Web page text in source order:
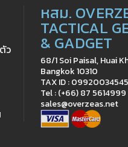
ว
หสม.
TACTICAL
& GADGET
68/1 Soi Paisal, Huai
Bangkok 10310
TAX ID :
Tel : (+66) 87 5614999
sales@overzeas.net